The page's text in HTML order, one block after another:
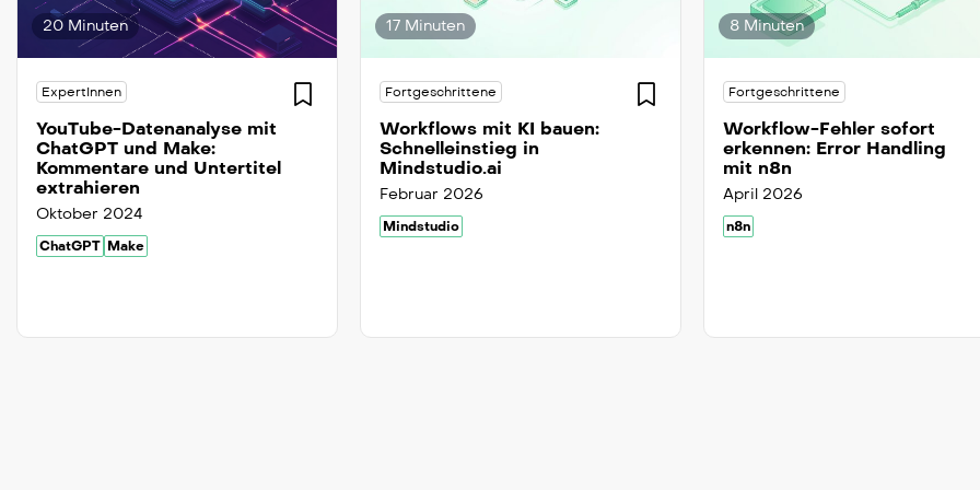
20 Minuten
ExpertInnen
YouTube-Datenanalyse mit
ChatGPT und Make:
Kommentare und Untertitel
extrahieren
Oktober 2024
ChatGPT Make
17 Minuten
Fortgeschrittene
Workflows mit KI bauen:
Schnelleinstieg in
Mindstudio.ai
Februar 2026
Mindstudio
8 Minuten
Fortgeschrittene
Workflow-Fehler sofort
erkennen: Error Handling
mit n8n
April 2026
n8n